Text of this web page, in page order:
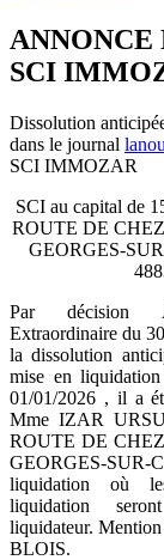
SCI
Dissolution
dans le journal
SCI IMMOZAR
SCI au capital de
ROUTE DE
GEORGES-
Par décision
Extraordinaire du
la dissolution
mise en
01/01/2026 , il a
Mme IZAR
ROUTE DE
GEORGES-SUR-
liquidation où
liquidation
liquidateur.
BLOIS.